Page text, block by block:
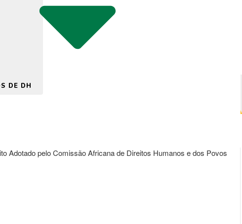
DE DH
Adotado pelo Comissão Africana de Direitos Humanos e dos Povos